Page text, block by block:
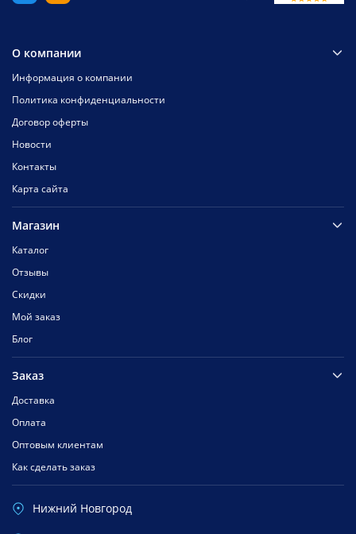
О компании
Информация о компании
Политика конфиденциальности
Договор оферты
Новости
Контакты
Карта сайта
Магазин
Каталог
Отзывы
Скидки
Мой заказ
Блог
Заказ
Доставка
Оплата
Оптовым клиентам
Как сделать заказ
Нижний Новгород